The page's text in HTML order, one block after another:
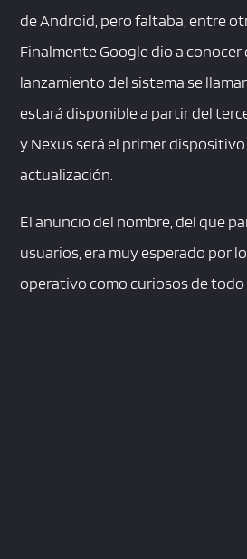
de Android, pero faltaba, entre
Finalmente Google dio a conocer
lanzamiento del sistema se
estará disponible a partir del
y Nexus será el primer
actualización.
El anuncio del nombre, del que
usuarios, era muy esperado por
operativo como curiosos de todo